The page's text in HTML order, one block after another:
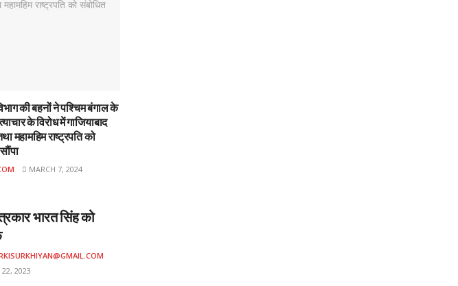
की बहनों ने पश्चिम बंगाल के
के विरोध में गाजियाबाद
महामहिम राष्ट्रपति को
MARCH 7, 2024
भारत सिंह को
2023